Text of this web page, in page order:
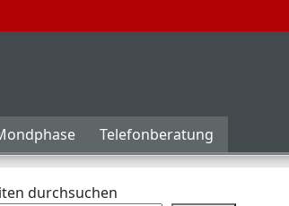
Telefonberatung
durchsuchen